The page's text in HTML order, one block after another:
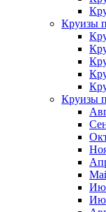
Круизы
Круизы